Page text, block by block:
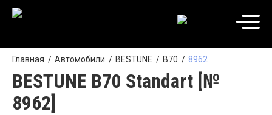
Главная Автомобили BESTUNE B70 8962
BESTUNE B70 Standart [№
8962]